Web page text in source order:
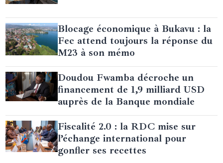
Blocage économique à Bukavu : la
Fec attend toujours la réponse du
M23 à son mémo
Doudou Fwamba décroche un
financement de 1,9 milliard USD
auprès de la Banque mondiale
Fiscalité 2.0 : la RDC mise sur
l’échange international pour
gonfler ses recettes